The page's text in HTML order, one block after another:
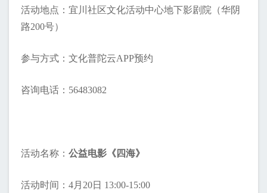
活动地点：宜川社区文化活动中心地下影剧院（华阴
路200号）
参与方式：文化普陀云APP预约
咨询电话：56483082
活动名称： 公益电影《四海》
活动时间：4月20日 13:00-15:00